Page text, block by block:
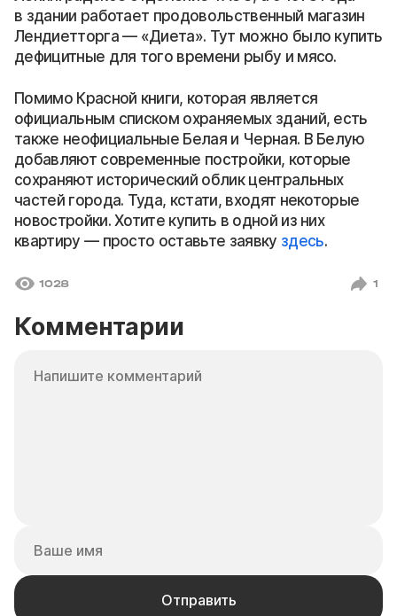
в здании работает продовольственный магазин
Лендиетторга — «Диета». Тут можно было купить
дефицитные для того времени рыбу и мясо.
Помимо Красной книги, которая является
официальным списком охраняемых зданий, есть
также неофициальные Белая и Черная. В Белую
добавляют современные постройки, которые
сохраняют исторический облик центральных
частей города. Туда, кстати, входят некоторые
новостройки. Хотите купить в одной из них
квартиру — просто оставьте заявку здесь.
1028 1
Комментарии